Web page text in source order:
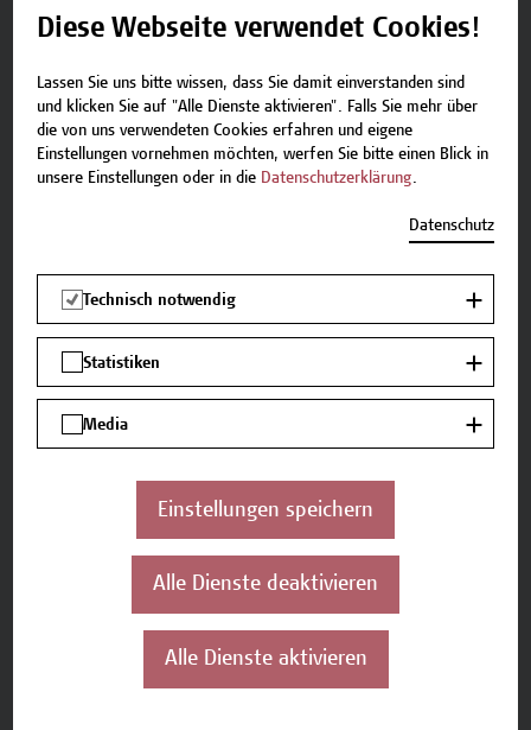
Abschlussarbeit und -prüfung. Nach
die Teilnehmer*innen mit dem Zertifikat „Public
Affairs Practitioner“ ab.
Vortragende
Stefan Haslinger BSc
Veranstaltungsort
Campus Wien Academy
Favoritenstraße 222
1100 Wien
Teilnahmegebühr
umfasst Mittagessen sowie Verpflegung in den
Pausen (Snacks, Getränke).
Diese Webseite verwendet Cookies!
Lassen Sie uns bitte wissen, dass Sie damit einverstanden sind
und klicken Sie auf "Alle Dienste aktivieren". Falls Sie mehr über
die von uns verwendeten Cookies erfahren und eigene
Einstellungen vornehmen möchten, werfen Sie bitte einen Blick in
unsere Einstellungen oder in die Datenschutzerklärung.
Datenschutz
Technisch notwendig
Statistiken
Media
Einstellungen speichern
Alle Dienste deaktivieren
Alle Dienste aktivieren